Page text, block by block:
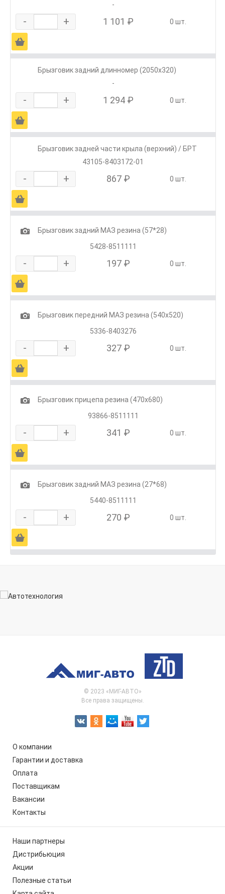
-
- + 1 101 ₽ 0 шт.
Ä
Брызговик задний длинномер (2050х320)
-
- + 1 294 ₽ 0 шт.
Ä
Брызговик задней части крыла (верхний) / БРТ
43105-8403172-01
- + 867 ₽ 0 шт.
Ä
1
Брызговик задний МАЗ резина (57*28)
5428-8511111
- + 197 ₽ 0 шт.
Ä
1
Брызговик передний МАЗ резина (540х520)
5336-8403276
- + 327 ₽ 0 шт.
Ä
1
Брызговик прицепа резина (470х680)
93866-8511111
- + 341 ₽ 0 шт.
Ä
1
Брызговик задний МАЗ резина (27*68)
5440-8511111
- + 270 ₽ 0 шт.
Ä
© 2023 «МИГ-АВТО»
Все права защищены.
О компании
Гарантии и доставка
Оплата
Поставщикам
Вакансии
Контакты
Наши партнеры
Дистрибьюция
Акции
Полезные статьи